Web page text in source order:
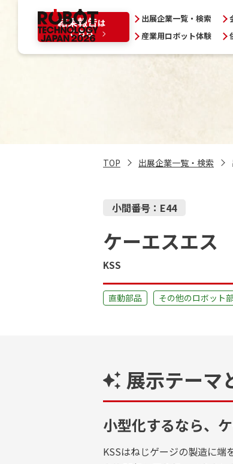
本展
プライバシーポリシー
出展企業一覧・検索
産業用ロボット体験
TOP 出展企業一覧・検索
小間番号：E44
ケーエスエス
KSS
直動部品 その他のロボット
展示テーマ
小型化するなら、ケ
KSSはねじゲージの製造に端